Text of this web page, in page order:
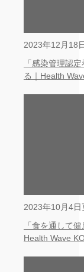
2023年12月18
「感染管理認
る｜Health
2023年10月4日
「食を通して
Health Wave